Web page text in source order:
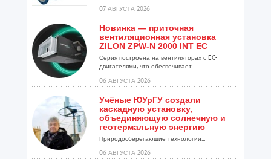
07 АВГУСТА 2026
Новинка — приточная
вентиляционная установка
ZILON ZPW-N 2000 INT EC
Серия построена на вентиляторах с EC-
двигателями, что обеспечивает...
06 АВГУСТА 2026
Учёные ЮУрГУ создали
каскадную установку,
объединяющую солнечную и
геотермальную энергию
Природосберегающие технологии...
06 АВГУСТА 2026